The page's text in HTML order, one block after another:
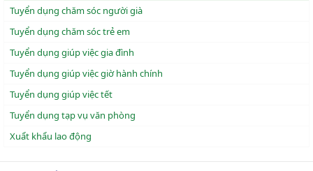
Tuyển dụng chăm sóc người già
Tuyển dụng chăm sóc trẻ em
Tuyển dụng giúp việc gia đình
Tuyển dụng giúp việc giờ hành chính
Tuyển dụng giúp việc tết
Tuyển dụng tạp vụ văn phòng
Xuẩt khẩu lao động